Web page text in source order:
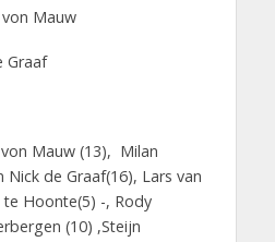
Mauw
Graaf
von Mauw (13), Milan
Nick de Graaf(16), Lars van
te Hoonte(5) -, Rody
(10) ,Steijn